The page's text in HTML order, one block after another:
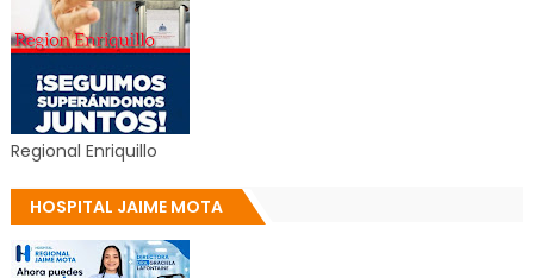
Regional Enriquillo
HOSPITAL JAIME MOTA